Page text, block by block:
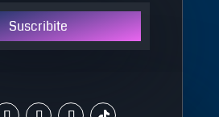
Suscribite